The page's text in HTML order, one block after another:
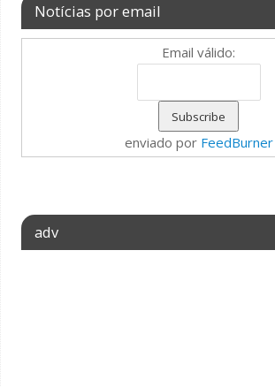
Notícias por email
Email válido:
enviado porFeedBurner
adv